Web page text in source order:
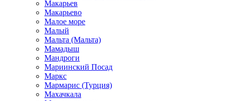
Макарьев
Макарьево
Малое море
Малый
Мальта (Мальта)
Мамадыш
Мандроги
Мариинский Посад
Маркс
Мармарис (Турция)
Махачкала